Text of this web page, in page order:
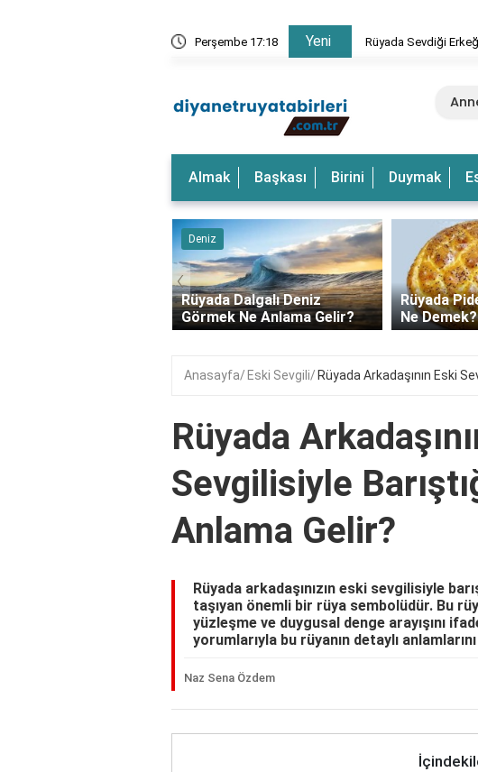
Perşembe 17:18 Yeni Rüyada Dalgalı
Almak Başkası Birini Duymak
Rüyada Pide Fırını Görmek
Ne Demek?
Rüyada
Koklamak
‹
Anasayfa Eski Sevgili Rüyada Arkadaşının Eski
Rüyada
Sevgilisiyle
Anlama Gelir?
Rüyada arkadaşınızın eski sevgilisiyle
taşıyan önemli bir rüya sembolüdür. Bu
yüzleşme ve duygusal denge arayışını
yorumlarıyla bu rüyanın detaylı
Naz Sena Özdem